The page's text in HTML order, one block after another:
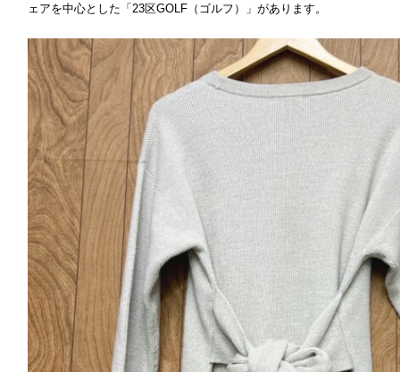
ェアを中心とした「23区GOLF（ゴルフ）」があります。